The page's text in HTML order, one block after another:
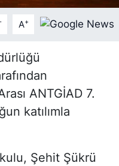
A+
ANTGİAD 7.
katılımla
Şehit Şükrü